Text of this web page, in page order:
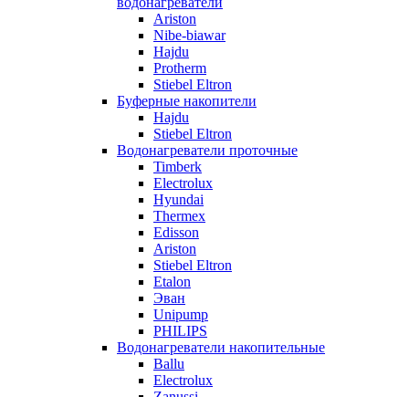
Ariston
Nibe-biawar
Hajdu
Protherm
Stiebel Eltron
Буферные накопители
Hajdu
Stiebel Eltron
Водонагреватели проточные
Timberk
Electrolux
Hyundai
Thermex
Edisson
Ariston
Stiebel Eltron
Etalon
Эван
Unipump
PHILIPS
Водонагреватели накопительные
Ballu
Electrolux